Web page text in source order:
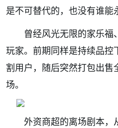
是不可替代的，也没有谁能
曾经风光无限的家乐福
玩家。前期同样是持续品控
割用户，随后突然打包出售
场。
外资商超的离场剧本，